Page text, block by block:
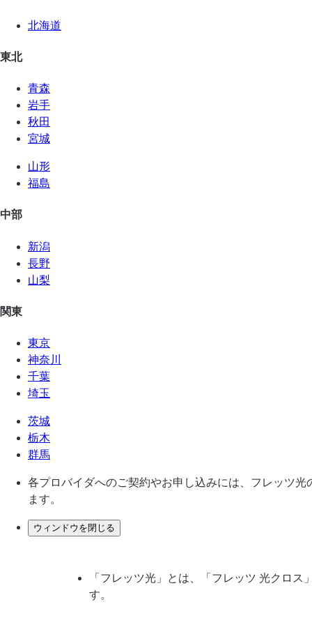
北海道
東北
青森
岩手
秋田
宮城
山形
福島
中部
新潟
長野
山梨
関東
東京
神奈川
千葉
埼玉
茨城
栃木
群馬
各プロバイダへのご契約やお申し込みには、フレッツ
ます。
ウィンドウを閉じる
「フレッツ光」とは、「フレッツ 光クロ
す。